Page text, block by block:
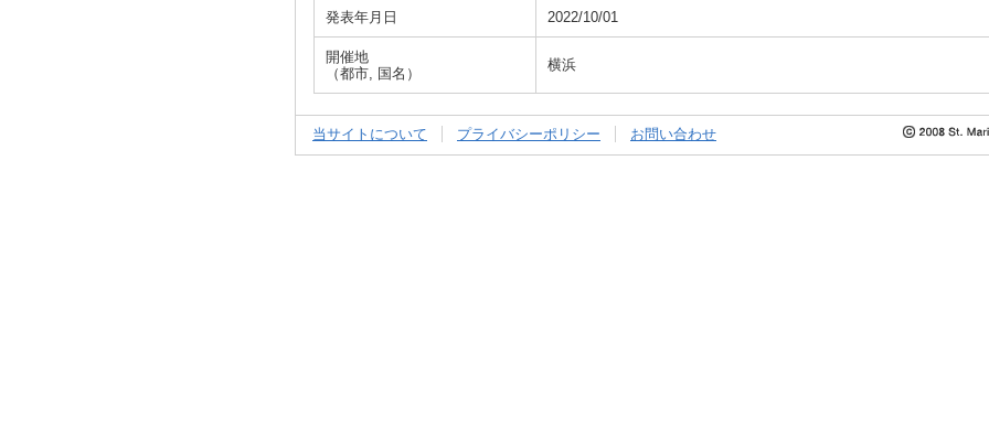
発表年月日 2022/10/01
開催地
（都市, 国名）
横浜
当サイトについて プライバシーポリシー お問い合わせ